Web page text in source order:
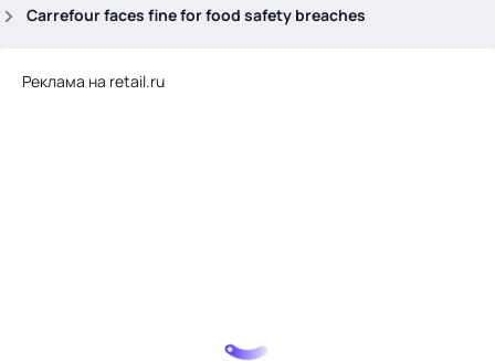
Carrefour faces fine for food safety breaches
Реклама на retail.ru